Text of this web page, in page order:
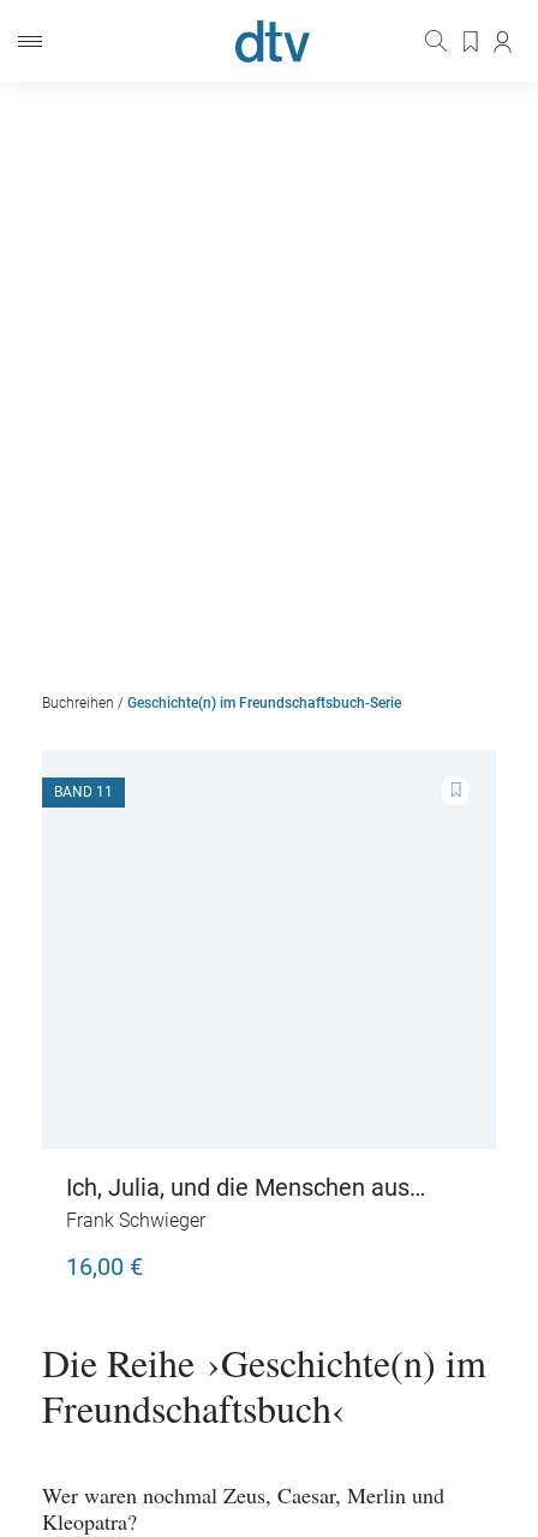
Buchreihen / Geschichte(n) im Freundschaftsbuch-Serie
BAND 11
Ich, Julia, und die Menschen aus
Pompeji
Frank Schwieger
16,00 €
Die Reihe ›Geschichte(n) im
Freundschaftsbuch‹
Wer waren nochmal Zeus, Caesar, Merlin und
Kleopatra?